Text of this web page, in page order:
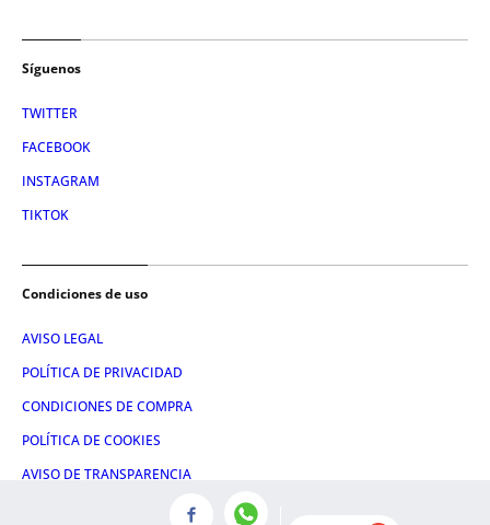
Síguenos
TWITTER
FACEBOOK
INSTAGRAM
TIKTOK
Condiciones de uso
AVISO LEGAL
POLÍTICA DE PRIVACIDAD
CONDICIONES DE COMPRA
POLÍTICA DE COOKIES
AVISO DE TRANSPARENCIA